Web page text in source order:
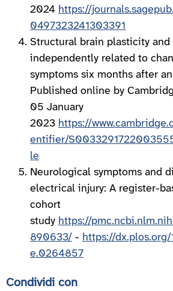
2024 https://
0497323241303391
Structural brain plasticity
independently related to
symptoms six months after
Published online by
05 January
2023 https://
entifier/
le
Neurological symptoms and
electrical injury: A register-
cohort
study https://
890633/ - https://dx.plos.org/
e.0264857
Condividi con